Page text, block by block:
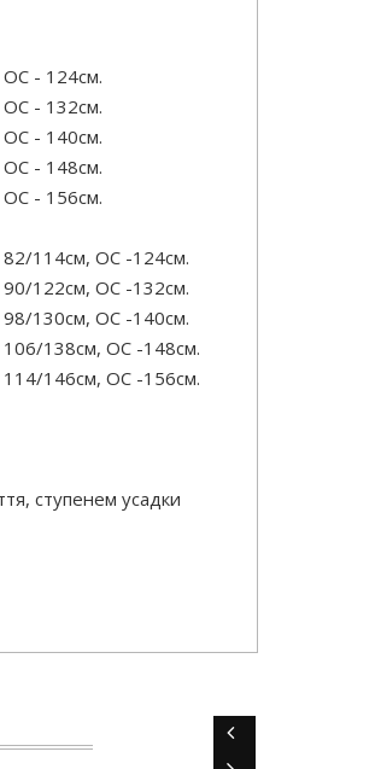
- 124см.
- 132см.
- 140см.
- 148см.
- 156см.
114см, OC -124см.
122см, OC -132см.
130см, OC -140см.
138см, OC -148см.
146см, OC -156см.
ступенем усадки